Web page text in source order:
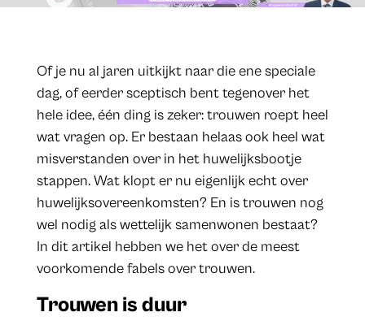
​Of je nu al jaren uitkijkt naar die ene speciale
dag, of eerder sceptisch bent tegenover het
hele idee, één ding is zeker: trouwen roept heel
wat vragen op. Er bestaan helaas ook heel wat
misverstanden over in het huwelijksbootje
stappen. Wat klopt er nu eigenlijk echt over
huwelijksovereenkomsten? En is trouwen nog
wel nodig als wettelijk samenwonen bestaat?
In dit artikel hebben we het over de meest
voorkomende fabels over trouwen.
Trouwen is duur